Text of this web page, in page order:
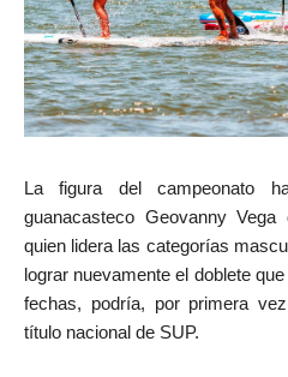
La figura del campeonato
guanacasteco Geovanny
quien lidera las categorías
lograr nuevamente el doblete
fechas, podría, por primera
título nacional de SUP.